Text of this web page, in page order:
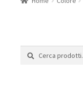
Cerca:
Cerca